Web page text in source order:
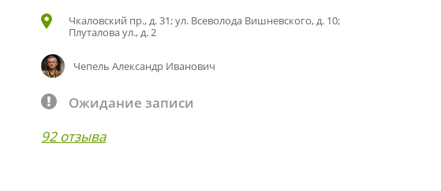
Чкаловский пр., д. 31; ул. Всеволода Вишневского, д. 10;
Плуталова ул., д. 2
Чепель Александр Иванович
Ожидание записи
92 отзыва